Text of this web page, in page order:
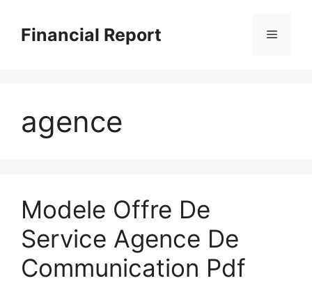
contentFinancial Report Menu
agence
Modele Offre De
Service Agence De
Communication Pdf